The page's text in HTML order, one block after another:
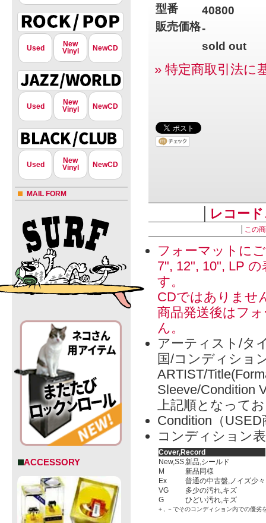
Used
New
Vinyl
NewCD
Used
New
Vinyl
NewCD
Used
New
Vinyl
NewCD
MAIL FORM
ACCESSORY
型番
40800
販売価格-
sold out
» 特定商取引法に
レコー
この
フォーマットに
7", 12", 10", LP
す。
CDではありませ
商品発送後はフ
ん。
アーティスト/タ
国/コンディショ
ARTIST/
Sleeve/Condition
上記順となって
Condition（
コンディション
Cover,Record
New,SS新品,シールド
M
新品同様
Ex
普通の中古盤,ノイズ少々
VG
多少の汚れ,キズ
G
ひどい汚れ,キズ
＋, －でそのコンディション内での優劣